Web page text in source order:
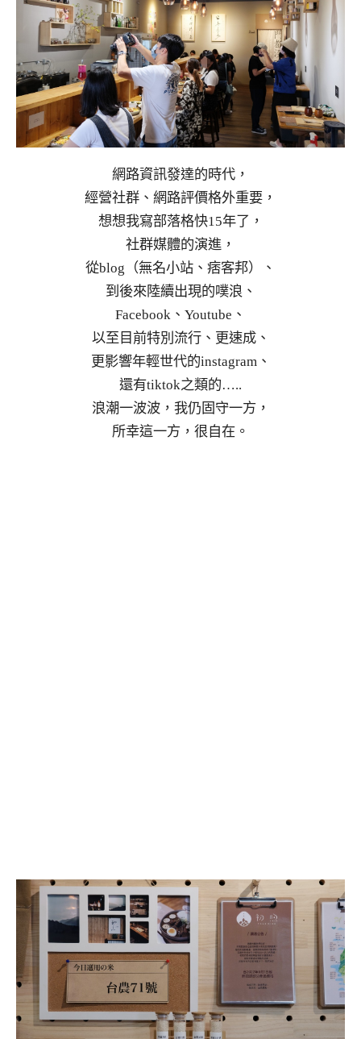
網路資訊發達的時代，
經營社群、網路評價格外重要，
想想我寫部落格快15年了，
社群媒體的演進，
從blog（無名小站、痞客邦）、
到後來陸續出現的噗浪、
Facebook、Youtube、
以至目前特別流行、更速成、
更影響年輕世代的instagram、
還有tiktok之類的…..
浪潮一波波，我仍固守一方，
所幸這一方，很自在。